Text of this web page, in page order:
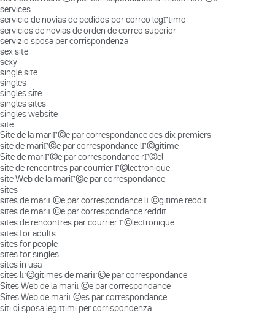
services
servicio de novias de pedidos por correo legГ­timo
servicios de novias de orden de correo superior
servizio sposa per corrispondenza
sex site
sexy
single site
singles
singles site
singles sites
singles website
site
Site de la mariГ©e par correspondance des dix premiers
site de mariГ©e par correspondance lГ©gitime
Site de mariГ©e par correspondance rГ©el
site de rencontres par courrier Г©lectronique
site Web de la mariГ©e par correspondance
sites
sites de mariГ©e par correspondance lГ©gitime reddit
sites de mariГ©e par correspondance reddit
sites de rencontres par courrier Г©lectronique
sites for adults
sites for people
sites for singles
sites in usa
sites lГ©gitimes de mariГ©e par correspondance
Sites Web de la mariГ©e par correspondance
Sites Web de mariГ©es par correspondance
siti di sposa legittimi per corrispondenza